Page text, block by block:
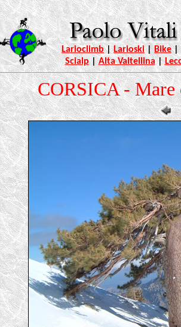
Larioclimb| Larioski| Bike|
Scialp|Alta Valtellina|
CORSICA -